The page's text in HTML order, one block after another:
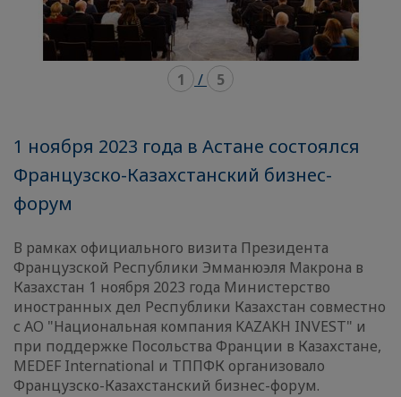
1 / 5
1 ноября 2023 года в Астане состоялся
Французско-Казахстанский бизнес-
форум
В рамках официального визита Президента
Французской Республики Эмманюэля Макрона в
Казахстан 1 ноября 2023 года Министерство
иностранных дел Республики Казахстан совместно
с АО "Национальная компания KAZAKH INVEST" и
при поддержке Посольства Франции в Казахстане,
MEDEF International и ТППФК организовало
Французско-Казахстанский бизнес-форум.